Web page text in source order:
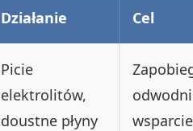
Działanie Cel
Picie
elektrolitów,
doustne płyny
wsparcie